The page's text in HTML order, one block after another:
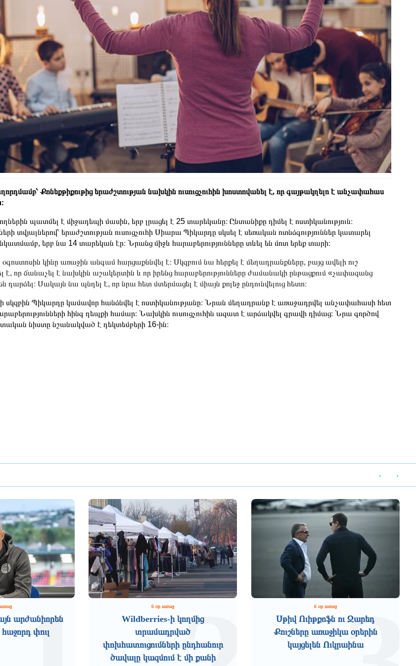
Քոնեքթիքութից երաժշտության նախկին ուսուցչուհին խոստովանել է, որ գայթակղելո է անչափահաս
պատմել է միջադեպի մասին, երբ լրացել է 25 տարեկանը։ Ընտանիքը դիմել է ոստիկանություն։
տվյալներով՝ երաժշտության ուսուցչուհի Սիարա Պիկարդը սկսել է սեռական ոտնձգություններ կատարել
երբ նա 14 տարեկան էր։ Նրանց միջև հարաբերությունները տևել են մոտ երեք տարի։
կինը առաջին անգամ հարցաքննվել է։ Սկզբում նա հերքել է մեղադրանքները, բայց ավելի ուշ
է, որ ճանաչել է նախկին աշակերտին և որ իրենց հարաբերությունները ժամանակի ընթացքում «չափազանց
դարձել։ Սակայն նա պնդել է, որ նրա հետ մտերմացել է միայն քոլեջ ընդունվելուց հետո։
սկզբին Պիկարդը կամավոր հանձնվել է ոստիկանությանը։ Նրան մեղադրանք է առաջադրվել անչափահասի հետ
հինգ դեպքի համար։ Նախկին ուսուցչուհին ազատ է արձակվել գրավի դիմաց։ Նրա գործով
​​նիստը նշանակված է դեկտեմբերի 16-ին։
արժանիորեն
փուլ
6 օր առաջ
Wildberries-ի կողմից
տրամադրված
փոխհատուցումների ընդհանուր
ծավալը կազմում է մի քանի
6 օր առաջ
Սթիվ Ուիթքոֆն ու Ջարեդ
Քուշները առաջիկա օրերին
կայցելեն Ուկրաինա
‹ ›